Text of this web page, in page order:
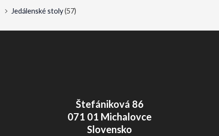
Jedálenské stoly(57)
Štefániková 86
071 01 Michalovce
Slovensko